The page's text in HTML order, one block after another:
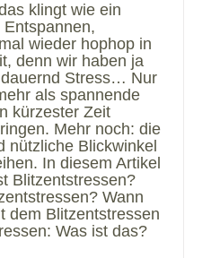
klingt wie ein
wieder hophop in
denn wir haben ja
Stress… Nur
als spannende
kürzester Zeit
Mehr noch: die
nützliche Blickwinkel
In diesem Artikel
Blitzentstressen?
Wann
dem Blitzentstressen
Was ist das?